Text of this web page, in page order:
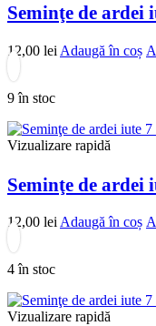
Seminţe de ardei
12,00 lei Adaugă în coș
9 în stoc
Vizualizare rapidă
Seminţe de ardei
12,00 leiAdaugă în coș
4 în stoc
Vizualizare rapidă